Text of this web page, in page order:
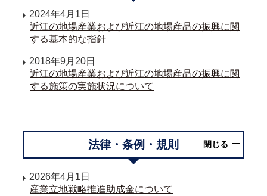
2024年4月1日
近江の地場産業および近江の地場産品の振興に関
する基本的な指針
2018年9月20日
近江の地場産業および近江の地場産品の振興に関
する施策の実施状況について
法律・条例・規則 閉じる
2026年4月1日
産業立地戦略推進助成金について